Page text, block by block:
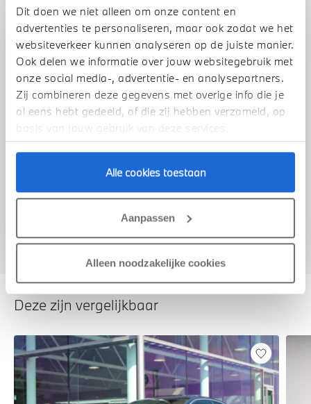
Dit doen we niet alleen om onze content en
advertenties te personaliseren, maar ook zodat we het
websiteverkeer kunnen analyseren op de juiste manier.
Ook delen we informatie over jouw websitegebruik met
onze social media-, advertentie- en analysepartners.
Zij combineren deze gegevens met overige info die je
al eens hebt gedeeld, of die zij hebben verzameld, op
basis van jouw gebruik van deze services.
Alle cookies toestaan
Aanpassen
Alleen noodzakelijke cookies
Stap 1 van 3
Uw auto inruilen?
Voorstel aanvragen
Deze zijn vergelijkbaar